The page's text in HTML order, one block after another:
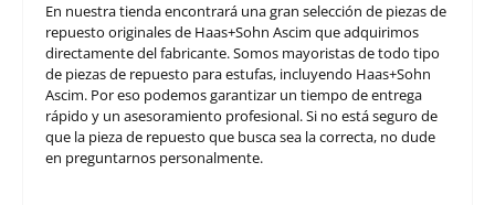
En nuestra tienda encontrará una gran selección de piezas de
repuesto originales de Haas+Sohn Ascim que adquirimos
directamente del fabricante. Somos mayoristas de todo tipo
de piezas de repuesto para estufas, incluyendo Haas+Sohn
Ascim. Por eso podemos garantizar un tiempo de entrega
rápido y un asesoramiento profesional. Si no está seguro de
que la pieza de repuesto que busca sea la correcta, no dude
en preguntarnos personalmente.